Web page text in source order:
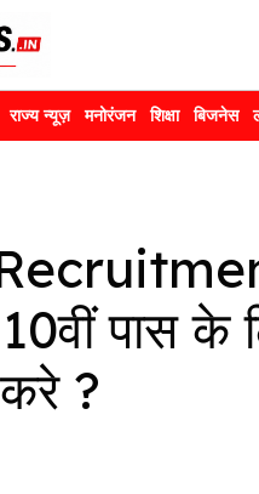
राज्य न्यूज़ मनोरंजन शिक्षा बिजनेस
पास के
?